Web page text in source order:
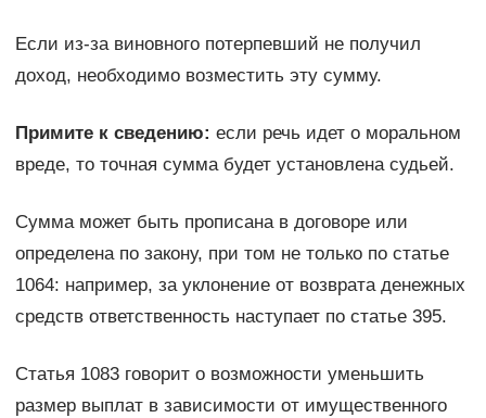
Если из-за виновного потерпевший не получил
доход, необходимо возместить эту сумму.
Примите к сведению: если речь идет о моральном
вреде, то точная сумма будет установлена судьей.
Сумма может быть прописана в договоре или
определена по закону, при том не только по статье
1064: например, за уклонение от возврата денежных
средств ответственность наступает по статье 395.
Статья 1083 говорит о возможности уменьшить
размер выплат в зависимости от имущественного